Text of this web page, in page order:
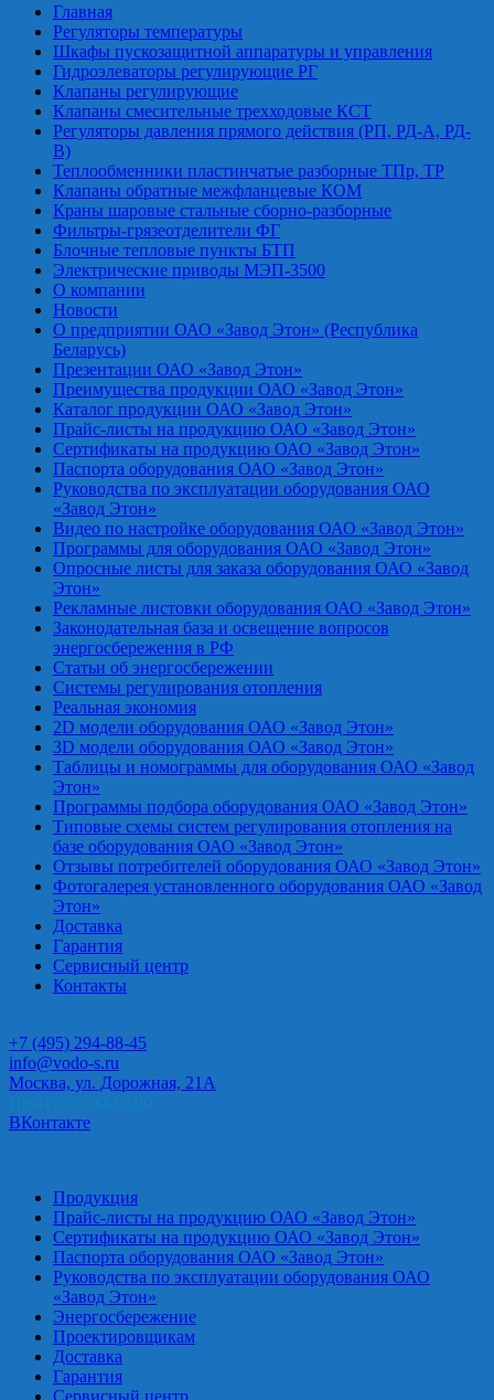
Главная
Регуляторы температуры
Шкафы пускозащитной аппаратуры и управления
Гидроэлеваторы регулирующие РГ
Клапаны регулирующие
Клапаны смесительные трехходовые КСТ
Регуляторы давления прямого действия (РП, РД-А, РД-
В)
Теплообменники пластинчатые разборные ТПр, ТР
Клапаны обратные межфланцевые КОМ
Краны шаровые стальные сборно-разборные
Фильтры-грязеотделители ФГ
Блочные тепловые пункты БТП
Электрические приводы МЭП-3500
О компании
Новости
О предприятии ОАО «Завод Этон» (Республика
Беларусь)
Презентации ОАО «Завод Этон»
Преимущества продукции ОАО «Завод Этон»
Каталог продукции ОАО «Завод Этон»
Прайс-листы на продукцию ОАО «Завод Этон»
Сертификаты на продукцию ОАО «Завод Этон»
Паспорта оборудования ОАО «Завод Этон»
Руководства по эксплуатации оборудования ОАО
«Завод Этон»
Видео по настройке оборудования ОАО «Завод Этон»
Программы для оборудования ОАО «Завод Этон»
Опросные листы для заказа оборудования ОАО «Завод
Этон»
Рекламные листовки оборудования ОАО «Завод Этон»
Законодательная база и освещение вопросов
энергосбережения в РФ
Статьи об энергосбережении
Системы регулирования отопления
Реальная экономия
2D модели оборудования ОАО «Завод Этон»
3D модели оборудования ОАО «Завод Этон»
Таблицы и номограммы для оборудования ОАО «Завод
Этон»
Программы подбора оборудования ОАО «Завод Этон»
Типовые схемы систем регулирования отопления на
базе оборудования ОАО «Завод Этон»
Отзывы потребителей оборудования ОАО «Завод Этон»
Фотогалерея установленного оборудования ОАО «Завод
Этон»
Доставка
Гарантия
Сервисный центр
Контакты
+7 (495) 294-88-45
info@vodo-s.ru
Москва, ул. Дорожная, 21А
ВКонтакте
Продукция
Прайс-листы на продукцию ОАО «Завод Этон»
Сертификаты на продукцию ОАО «Завод Этон»
Паспорта оборудования ОАО «Завод Этон»
Руководства по эксплуатации оборудования ОАО
«Завод Этон»
Энергосбережение
Проектировщикам
Доставка
Гарантия
Сервисный центр